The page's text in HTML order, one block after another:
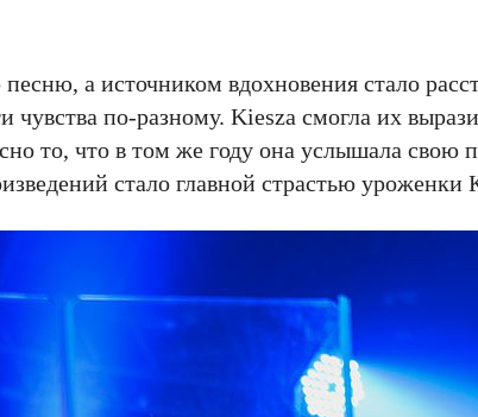
а источником вдохновения стало
чувства по-разному. Kiesza смогла их
то, что в том же году она услышала
стало главной страстью уроженки